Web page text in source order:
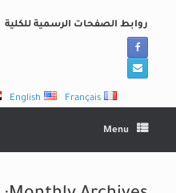
روابط الصفحات الرسمية للكلية
English Français
Menu